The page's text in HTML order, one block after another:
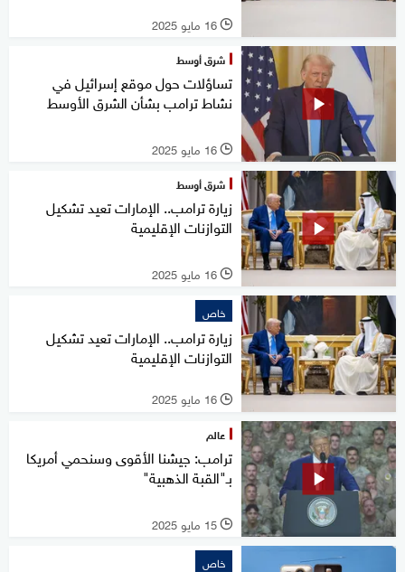
l 16 مايو 2025
شرق أوسط
تساؤلات حول موقع إسرائيل في
نشاط ترامب بشأن الشرق الأوسط
l 16 مايو 2025
شرق أوسط
زيارة ترامب.. الإمارات تعيد تشكيل
التوازنات الإقليمية
l 16 مايو 2025
خاص
زيارة ترامب.. الإمارات تعيد تشكيل
التوازنات الإقليمية
l 16 مايو 2025
عالم
ترامب: جيشنا الأقوى وسنحمي أمريكا
بـ"القبة الذهبية"
l 15 مايو 2025
خاص